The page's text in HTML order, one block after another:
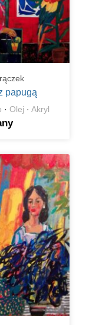
papugą
· Olej · Akryl